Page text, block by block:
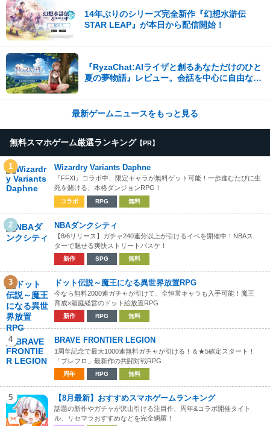
14年ぶりのシリーズ完全新作『幻想水滸伝
STAR LEAP』が本日から配信開始！
『RyzaChat:AIライザと創るあなただけのひと
夏の夢物語』レビュー。会話を中心に自由な冒
最新ゲームニュースをもっと見る
無料スマホゲーム厳選ランキング 【PR】
1 Wizardry Variants Daphne
『FFXI』コラボ中、限定キャラが無料ゲット可能！一歩進むたびに生
死を賭ける、本格ダンジョンRPG！
コラボ RPG 無料
2 NBAダンクシティ
【8/6リリース】ガチャ240連分以上が引けるイベを開催中！NBAス
ターで魅せる爽快ストリートバスケ！
新作 SPG 無料
3 ドット伝説～魔王になる異世界放置RPG
今なら無料2000連ガチャが引けて、全恒常キャラも入手可能！魔王
育成×箱庭経営のドット絵放置RPG
新作 RPG 無料
4 BRAVE FRONTIER LEGION
1周年記念で最大1000連無料ガチャが引ける！＆★5確定スタート！
「ブレフロ」最新作の共闘対戦RPG
周年 RPG 無料
5 【8月最新】おすすめスマホゲームランキング
話題の新作やガチャが沢山引ける注目作、周年&コラボ開催タイト
ル、リセマラおすすめなどを完全網羅！